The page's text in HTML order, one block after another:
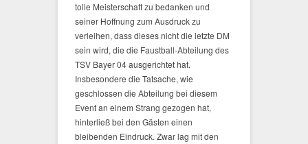
tolle Meisterschaft zu bedanken und
seiner Hoffnung zum Ausdruck zu
verleihen, dass dieses nicht die letzte DM
sein wird, die die Faustball-Abteilung des
TSV Bayer 04 ausgerichtet hat.
Insbesondere die Tatsache, wie
geschlossen die Abteilung bei diesem
Event an einem Strang gezogen hat,
hinterließ bei den Gästen einen
bleibenden Eindruck. Zwar lag mit den